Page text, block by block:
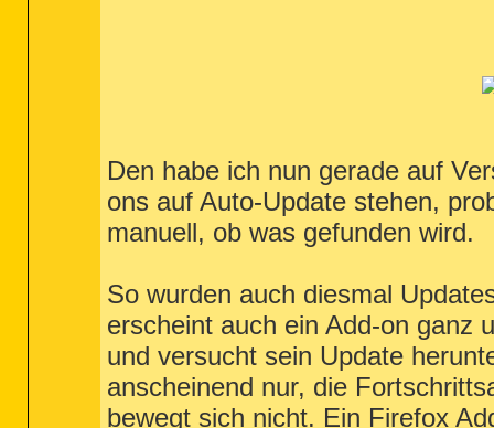
Den habe ich nun gerade auf
ons auf Auto-Update stehen,
manuell, ob was gefunden wird.
So wurden auch diesmal
erscheint auch ein Add-on ganz
und versucht sein Update
anscheinend nur, die
bewegt sich nicht. Ein Firefox